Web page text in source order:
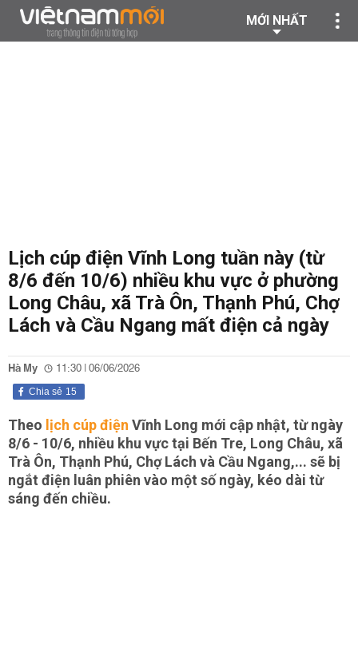
MỚI NHẤT
Lịch cúp điện Vĩnh Long tuần này (từ
8/6 đến 10/6) nhiều khu vực ở phường
Long Châu, xã Trà Ôn, Thạnh Phú, Chợ
Lách và Cầu Ngang mất điện cả ngày
Hà My 11:30 | 06/06/2026
15
Chia sẻ
Theo lịch cúp điện Vĩnh Long mới cập nhật, từ ngày
8/6 - 10/6, nhiều khu vực tại Bến Tre, Long Châu, xã
Trà Ôn, Thạnh Phú, Chợ Lách và Cầu Ngang,... sẽ bị
ngắt điện luân phiên vào một số ngày, kéo dài từ
sáng đến chiều.